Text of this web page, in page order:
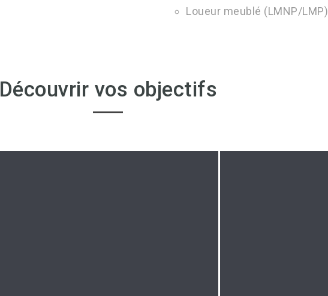
Loueur meublé (LMNP/LMP)
Découvrir vos objectifs